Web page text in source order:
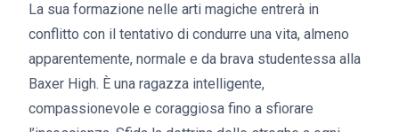
La sua formazione nelle arti magiche entrerà in
conflitto con il tentativo di condurre una vita, almeno
apparentemente, normale e da brava studentessa alla
Baxer High. È una ragazza intelligente,
compassionevole e coraggiosa fino a sfiorare